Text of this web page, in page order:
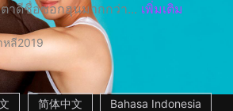
าดีชื่อซอกฮุนมากกว่า... เพิ่มเติม
หลี2019
简体中文 Bahasa Indonesia